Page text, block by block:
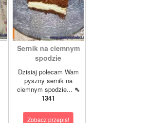
Sernik na ciemnym
spodzie
Dzisiaj polecam Wam
pyszny sernik na
ciemnym spodzie... ⇖
1341
Zobacz przepis!